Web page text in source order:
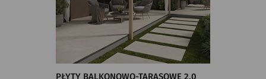
PŁYTY BALKONOWO-TARASOWE 2.0